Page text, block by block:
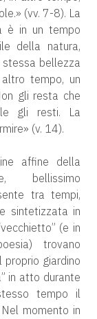
(vv. 7-8). La
è in un tempo
della natura,
stessa bellezza
tempo, un
gli resta che
gli resti. La
(v. 14).
affine della
bellissimo
tra tempi,
sintetizzata in
(e in
trovano
proprio giardino
in atto durante
tempo il
momento in